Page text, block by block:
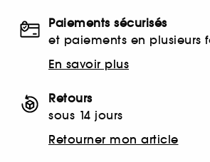
Paiements sécurisés
et paiements en plusieurs
En savoir plus
Retours
sous 14 jours
Retourner mon article